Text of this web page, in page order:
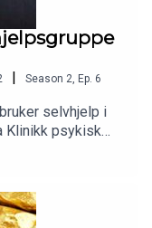
| Season 2, Ep. 6
selvhjelp i
Klinikk psykisk
Woldseth fra
som også har
til